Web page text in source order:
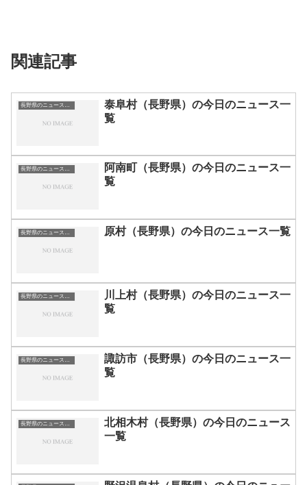
関連記事
長野県のニュース一覧
泰阜村（長野県）の今日のニュース一
覧
長野県のニュース一覧
阿南町（長野県）の今日のニュース一
覧
長野県のニュース一覧 原村（長野県）の今日のニュース一覧
長野県のニュース一覧
川上村（長野県）の今日のニュース一
覧
長野県のニュース一覧
諏訪市（長野県）の今日のニュース一
覧
長野県のニュース一覧
北相木村（長野県）の今日のニュース
一覧